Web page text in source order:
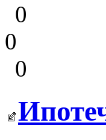
0
0
0